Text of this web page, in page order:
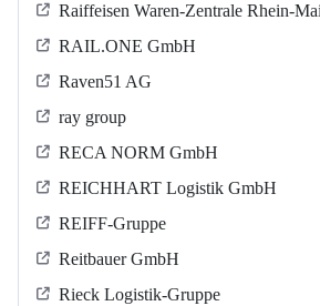
Raiffeisen Waren-Zentrale Rhein-
RAIL.ONE GmbH
Raven51 AG
ray group
RECA NORM GmbH
REICHHART Logistik GmbH
REIFF-Gruppe
Reitbauer GmbH
Rieck Logistik-Gruppe